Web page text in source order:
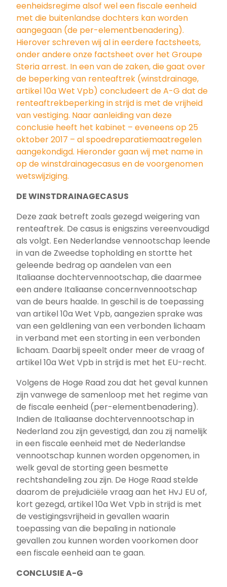
eenheidsregime alsof wel een fiscale eenheid
met die buitenlandse dochters kan worden
aangegaan (de per-elementbenadering).
Hierover schreven wij al in eerdere factsheets,
onder andere onze factsheet over het Groupe
Steria arrest. In een van de zaken, die gaat over
de beperking van renteaftrek (winstdrainage,
artikel 10a Wet Vpb) concludeert de A-G dat de
renteaftrekbeperking in strijd is met de vrijheid
van vestiging. Naar aanleiding van deze
conclusie heeft het kabinet – eveneens op 25
oktober 2017 – al spoedreparatiemaatregelen
aangekondigd. Hieronder gaan wij met name in
op de winstdrainagecasus en de voorgenomen
wetswijziging.
DE WINSTDRAINAGECASUS
Deze zaak betreft zoals gezegd weigering van
renteaftrek. De casus is enigszins vereenvoudigd
als volgt. Een Nederlandse vennootschap leende
in van de Zweedse topholding en stortte het
geleende bedrag op aandelen van een
Italiaanse dochtervennootschap, die daarmee
een andere Italiaanse concernvennootschap
van de beurs haalde. In geschil is de toepassing
van artikel 10a Wet Vpb, aangezien sprake was
van een geldlening van een verbonden lichaam
in verband met een storting in een verbonden
lichaam. Daarbij speelt onder meer de vraag of
artikel 10a Wet Vpb in strijd is met het EU-recht.
Volgens de Hoge Raad zou dat het geval kunnen
zijn vanwege de samenloop met het regime van
de fiscale eenheid (per-elementbenadering).
Indien de Italiaanse dochtervennootschap in
Nederland zou zijn gevestigd, dan zou zij namelijk
in een fiscale eenheid met de Nederlandse
vennootschap kunnen worden opgenomen, in
welk geval de storting geen besmette
rechtshandeling zou zijn. De Hoge Raad stelde
daarom de prejudiciële vraag aan het HvJ EU of,
kort gezegd, artikel 10a Wet Vpb in strijd is met
de vestigingsvrijheid in gevallen waarin
toepassing van die bepaling in nationale
gevallen zou kunnen worden voorkomen door
een fiscale eenheid aan te gaan.
CONCLUSIE A-G